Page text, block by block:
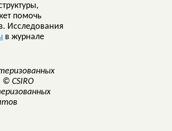
помочь
Исследования
в журнале